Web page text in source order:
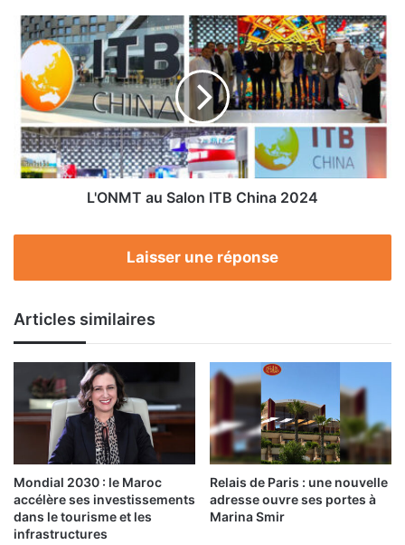
de
l'océan
L'ONMT
au
Salon
ITB
China
2024
L'ONMT au Salon ITB China 2024
Laisser une réponse
Articles similaires
Mondial 2030 : le Maroc
accélère ses investissements
dans le tourisme et les
infrastructures
Relais de Paris : une nouvelle
adresse ouvre ses portes à
Marina Smir